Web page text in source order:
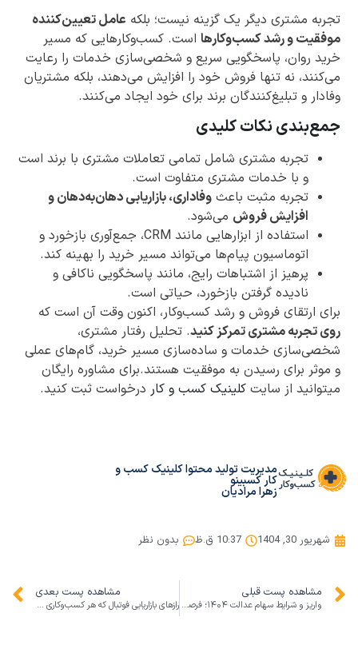
تجربه مشتری دیگر یک گزینه نیست؛ بلکه عامل تعیین‌کننده
موفقیت و رشد کسب‌وکارها است. کسب‌وکارهایی که مسیر
خرید روان، پاسخگویی سریع و شخصی‌سازی خدمات را رعایت
می‌کنند، نه تنها فروش خود را افزایش می‌دهند، بلکه مشتریان
وفادار و تبلیغ‌کنندگان برند برای خود ایجاد می‌کنند.
جمع‌بندی نکات کلیدی
تجربه مشتری شامل تمامی تعاملات مشتری با برند است
و با خدمات مشتری متفاوت است.
تجربه مثبت باعث وفاداری، بازاریابی دهان‌به‌دهان و
افزایش فروش می‌شود.
استفاده از ابزارهایی مانند CRM، جمع‌آوری بازخورد و
اتوماسیون پیام‌ها می‌تواند مسیر خرید را بهینه کند.
پرهیز از اشتباهات رایج، مانند پاسخگویی ناکافی و
نادیده گرفتن بازخورد، حیاتی است.
برای ارتقای فروش و رشد کسب‌وکار، اکنون وقت آن است که
روی تجربه مشتری تمرکز کنید. تحلیل رفتار مشتری،
شخصی‌سازی خدمات و ساده‌سازی مسیر خرید، گام‌های عملی
و موثر برای رسیدن به موفقیت هستند.برای مشاوره رایگان
میتوانید از سایت کلینیک کسب و کار درخواست ثبت کنید.
مدیریت تولید محتوا کلینیک کسب و
کار کسبینو
زهرا مرادیان
شهریور 30, 1404 10:37 ق.ظ بدون نظر
مشاهده پست قبلی
واریز و شرایط سهام عدالت ۱۴۰۴؛ فرصتی برای مدیریت مالی و رشد کسب‌وکارها
مشاهده پست بعدی
رازهای بازاریابی فوتبال که هر کسب‌وکاری باید بداند: از اینتر میامی تا میلان